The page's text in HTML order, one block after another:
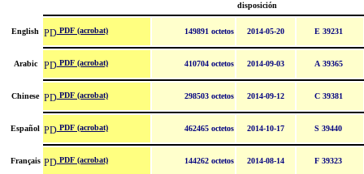
disposición
English PDF (acrobat) 149891 octetos 2014-05-20 E 39231
Arabic PDF (acrobat) 410704 octetos 2014-09-03 A 39365
Chinese PDF (acrobat) 298503 octetos 2014-09-12 C 39381
Español PDF (acrobat) 462465 octetos 2014-10-17 S 39440
Français PDF (acrobat) 144262 octetos 2014-08-14 F 39323